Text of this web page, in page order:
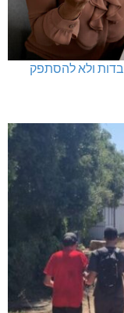
ולא להסתפק